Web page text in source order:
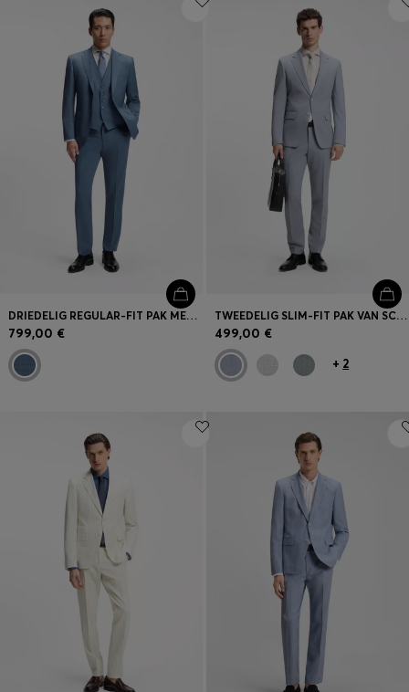
DRIEDELIG REGULAR-FIT PAK MET DESSIN VAN SCHEERWOL
799,00 €
TWEEDELIG SLIM-FIT PAK VAN SCHEERWOL
499,00 €
+ 2